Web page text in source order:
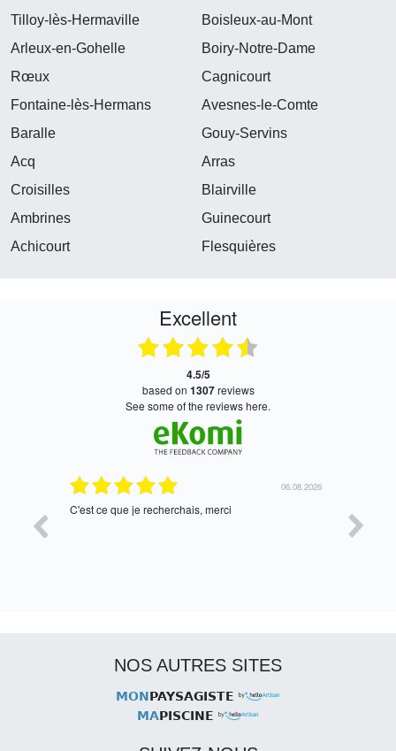
Tilloy-lès-Hermaville
Boisleux-au-Mont
Arleux-en-Gohelle
Boiry-Notre-Dame
Rœux
Cagnicourt
Fontaine-lès-Hermans
Avesnes-le-Comte
Baralle
Gouy-Servins
Acq
Arras
Croisilles
Blairville
Ambrines
Guinecourt
Achicourt
Flesquières
Excellent
4.5/5
based on 1307reviews
see some of the reviews here.
05.08.2026
tres bien
NOS AUTRES SITES
MONPAYSAGISTE
MAPISCINE